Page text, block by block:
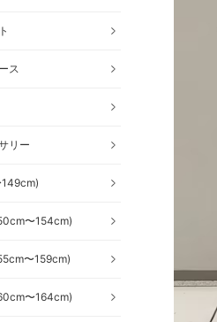
ス
リー
〜154cm)
〜159cm)
〜164cm)